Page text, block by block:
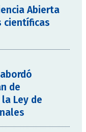
Abierta
científicas
de
Ley de